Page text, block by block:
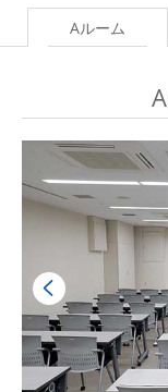
Aルーム